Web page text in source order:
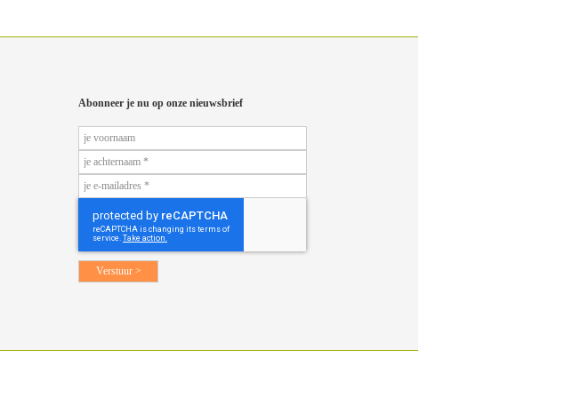
Abonneer je nu op onze nieuwsbrief